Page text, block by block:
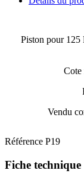
Piston pour 125
Cote
Vendu
Référence P19
Fiche technique